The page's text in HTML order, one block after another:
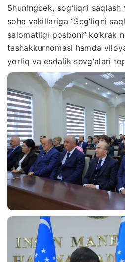
Shuningdek, sog‘liqni
soha vakillariga “Sog‘liqni
salomatligi posboni” ko‘krak
tashakkurnomasi hamda
yorliq va esdalik sovg‘alari